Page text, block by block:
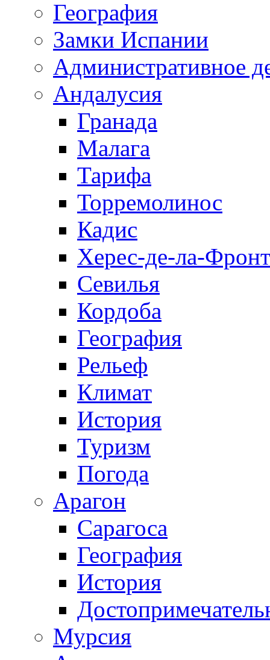
География
Замки Испании
Административное
Андалусия
Гранада
Малага
Тарифа
Торремолинос
Кадис
Херес-де-ла-
Севилья
Кордоба
География
Рельеф
Климат
История
Туризм
Погода
Арагон
Сарагоса
География
История
Мурсия